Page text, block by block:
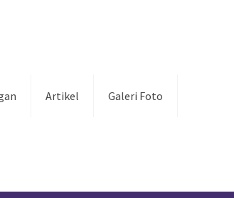
Artikel Galeri Foto